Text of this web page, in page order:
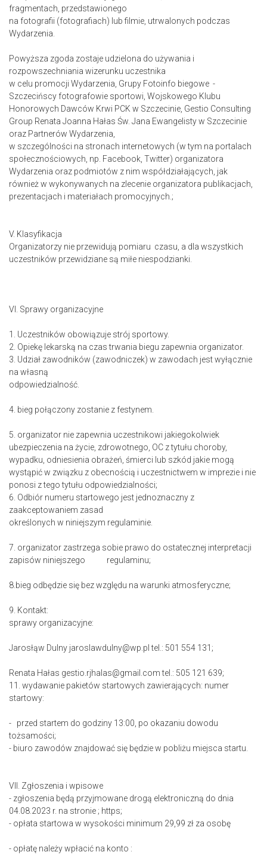
fragmentach, przedstawionego
na fotografii (fotografiach) lub filmie, utrwalonych podczas
Wydarzenia.
Powyższa zgoda zostaje udzielona do używania i
rozpowszechniania wizerunku uczestnika
w celu promocji Wydarzenia, Grupy Fotoinfo biegowe -
Szczecińscy fotografowie sportowi, Wojskowego Klubu
Honorowych Dawców Krwi PCK w Szczecinie, Gestio Consulting
Group Renata Joanna Hałas Św. Jana Ewangelisty w Szczecinie
oraz Partnerów Wydarzenia,
w szczególności na stronach internetowych (w tym na portalach
społecznościowych, np. Facebook, Twitter) organizatora
Wydarzenia oraz podmiotów z nim współdziałających, jak
również w wykonywanych na zlecenie organizatora publikacjach,
prezentacjach i materiałach promocyjnych.;
V. Klasyfikacja
Organizatorzy nie przewidują pomiaru czasu, a dla wszystkich
uczestników przewidziane są miłe niespodzianki.
VI. Sprawy organizacyjne
1. Uczestników obowiązuje strój sportowy.
2. Opiekę lekarską na czas trwania biegu zapewnia organizator.
3. Udział zawodników (zawodniczek) w zawodach jest wyłącznie
na własną
odpowiedzialność.
4. bieg połączony zostanie z festynem.
5. organizator nie zapewnia uczestnikowi jakiegokolwiek
ubezpieczenia na życie, zdrowotnego, OC z tytułu choroby,
wypadku, odniesienia obrażeń, śmierci lub szkód jakie mogą
wystąpić w związku z obecnością i uczestnictwem w imprezie i nie
ponosi z tego tytułu odpowiedzialności;
6. Odbiór numeru startowego jest jednoznaczny z
zaakceptowaniem zasad
określonych w niniejszym regulaminie.
7. organizator zastrzega sobie prawo do ostatecznej interpretacji
zapisów niniejszego regulaminu;
8.bieg odbędzie się bez względu na warunki atmosferyczne;
9. Kontakt:
sprawy organizacyjne:
Jarosłąw Dulny jaroslawdulny@wp.pl tel.: 501 554 131;
Renata Hałas gestio.rjhalas@gmail.com tel.: 505 121 639;
11. wydawanie pakietów startowych zawierających: numer
startowy:
- przed startem do godziny 13:00, po okazaniu dowodu
tożsamości;
- biuro zawodów znajdować się będzie w pobliżu miejsca startu.
VII. Zgłoszenia i wpisowe
- zgłoszenia będą przyjmowane drogą elektroniczną do dnia
04.08.2023 r. na stronie ; https;
- opłata startowa w wysokości minimum 29,99 zł za osobę
- opłatę należy wpłacić na konto :